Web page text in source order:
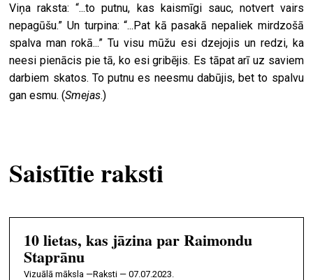
Viņa raksta: “...to putnu, kas kaismīgi sauc, notvert vairs
nepagūšu.” Un turpina: “...Pat kā pasakā nepaliek mirdzošā
spalva man rokā...” Tu visu mūžu esi dzejojis un redzi, ka
neesi pienācis pie tā, ko esi gribējis. Es tāpat arī uz saviem
darbiem skatos. To putnu es neesmu dabūjis, bet to spalvu
gan esmu. (Smejas.)
Saistītie raksti
10 lietas, kas jāzina par Raimondu
Staprānu
vizuālā māksla —Raksti — 07.07.2023.